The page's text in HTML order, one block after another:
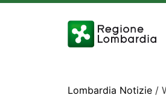
Lombardia Notizie /